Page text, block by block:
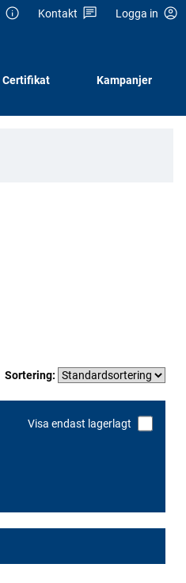
Kontakt Logga in
Certifikat Kampanjer
Sortering:
Visa endast lagerlagt